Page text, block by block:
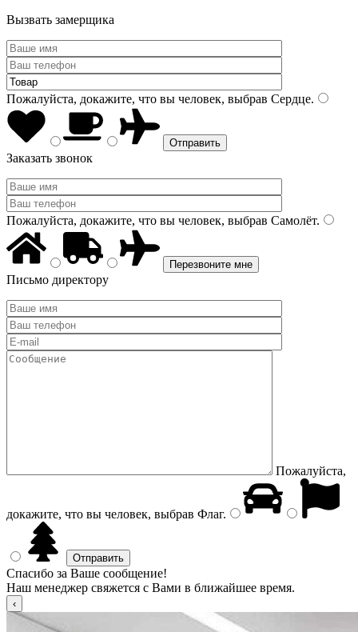
Вызвать замерщика
Пожалуйста, докажите, что вы человек, выбрав Сердце.
Заказать звонок
Пожалуйста, докажите, что вы человек, выбрав Самолёт.
Письмо директору
Пожалуйста,
докажите, что вы человек, выбрав Флаг.
Спасибо за Ваше сообщение!
Наш менеджер свяжется с Вами в ближайшее время.